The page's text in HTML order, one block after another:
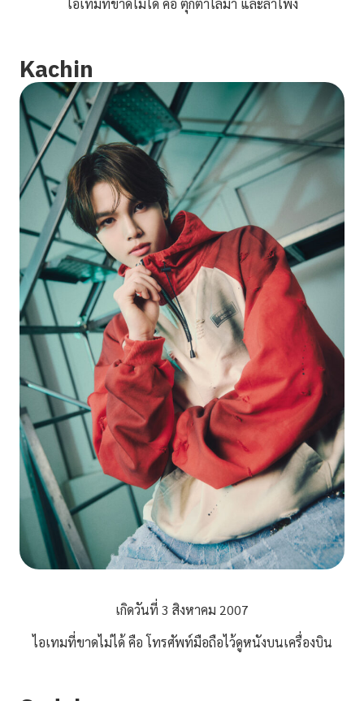
ไอเทมที่ขาดไม่ได้ คือ ตุ๊กตาโลมา และลำโพง
Kachin
เกิดวันที่ 3 สิงหาคม 2007
ไอเทมที่ขาดไม่ได้ คือ โทรศัพท์มือถือไว้ดูหนังบนเครื่องบิน